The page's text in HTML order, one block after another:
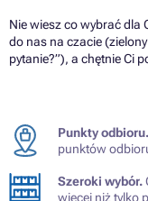
Nie wiesz co wybrać dla
do nas na czacie
pytanie?”), a chętnie Ci
Punkty odbioru.
punktów
Szeroki wybór.
więcej niż tylko